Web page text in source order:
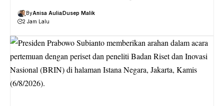
ByAnisa AuliaDusep Malik
2 Jam Lalu